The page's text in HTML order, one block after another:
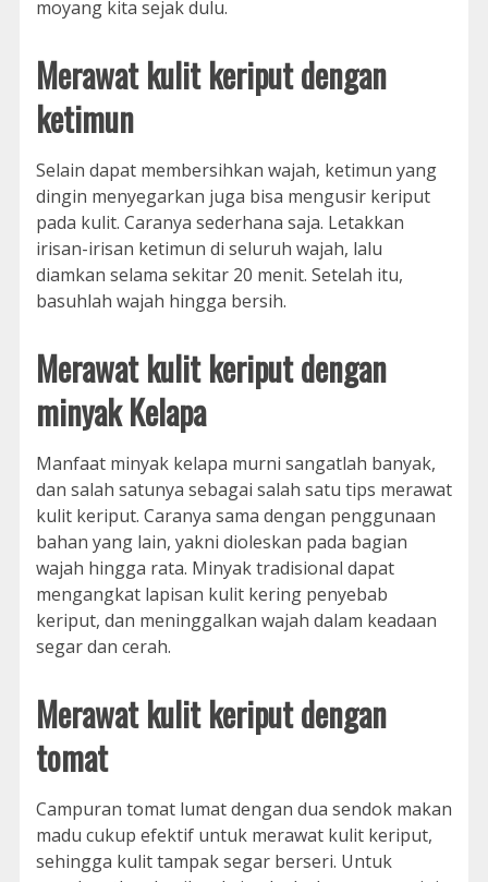
moyang kita sejak dulu.
Merawat kulit keriput dengan
ketimun
Selain dapat membersihkan wajah, ketimun yang
dingin menyegarkan juga bisa mengusir keriput
pada kulit. Caranya sederhana saja. Letakkan
irisan-irisan ketimun di seluruh wajah, lalu
diamkan selama sekitar 20 menit. Setelah itu,
basuhlah wajah hingga bersih.
Merawat kulit keriput dengan
minyak Kelapa
Manfaat minyak kelapa murni sangatlah banyak,
dan salah satunya sebagai salah satu tips merawat
kulit keriput. Caranya sama dengan penggunaan
bahan yang lain, yakni dioleskan pada bagian
wajah hingga rata. Minyak tradisional dapat
mengangkat lapisan kulit kering penyebab
keriput, dan meninggalkan wajah dalam keadaan
segar dan cerah.
Merawat kulit keriput dengan
tomat
Campuran tomat lumat dengan dua sendok makan
madu cukup efektif untuk merawat kulit keriput,
sehingga kulit tampak segar berseri. Untuk